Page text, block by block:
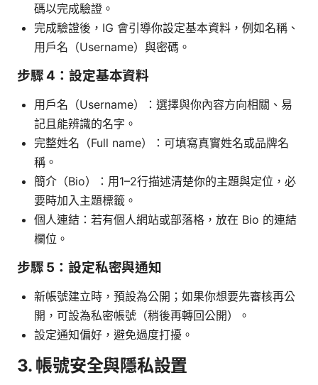
碼以完成驗證。
完成驗證後，IG 會引導你設定基本資料，例如名稱、
用戶名（Username）與密碼。
步驟 4：設定基本資料
用戶名（Username）：選擇與你內容方向相關、易
記且能辨識的名字。
完整姓名（Full name）：可填寫真實姓名或品牌名
稱。
簡介（Bio）：用1–2行描述清楚你的主題與定位，必
要時加入主題標籤。
個人連結：若有個人網站或部落格，放在 Bio 的連結
欄位。
步驟 5：設定私密與通知
新帳號建立時，預設為公開；如果你想要先審核再公
開，可設為私密帳號（稍後再轉回公開）。
設定通知偏好，避免過度打擾。
3. 帳號安全與隱私設置